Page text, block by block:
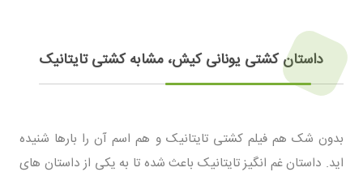
داستان کشتی یونانی کیش، مشابه کشتی تایتانیک
بدون شک هم فیلم کشتی تایتانیک و هم اسم آن را بارها شنیده
اید. داستان غم انگیز تایتانیک باعث شده تا به یکی از داستان های